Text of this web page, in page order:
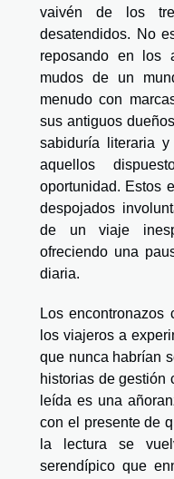
vaivén de los
desatendidos. No
reposando en los
mudos de un
menudo con
sus antiguos
sabiduría literaria y
aquellos
oportunidad. Estos
despojados
de un viaje
ofreciendo una
diaria.
Los
los viajeros a
que nunca habrían
historias de gestión
leída es una
con el presente de
la lectura se
serendípico que